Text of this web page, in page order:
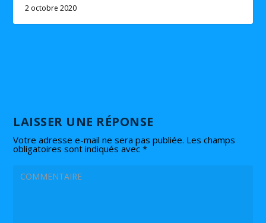
2 octobre 2020
LAISSER UNE RÉPONSE
Votre adresse e-mail ne sera pas publiée. Les champs
obligatoires sont indiqués avec*